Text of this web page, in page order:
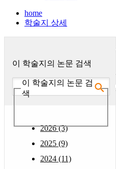
home
학술지 상세
이 학술지의 논문 검색
이 학술지의 논문 검
색
2026 (3)
2025 (9)
2024 (11)